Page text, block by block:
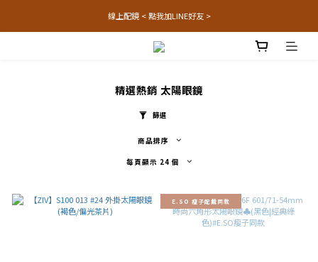
線上配鏡 < 點我加LINE好友 >
精選熱銷 太陽眼鏡
篩選
商品排序
每頁顯示 24 個
E.SO 瘦子配戴同款